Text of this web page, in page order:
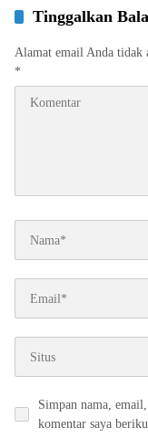
Tinggalkan
Alamat email Anda tidak
*
Simpan nama,
komentar saya